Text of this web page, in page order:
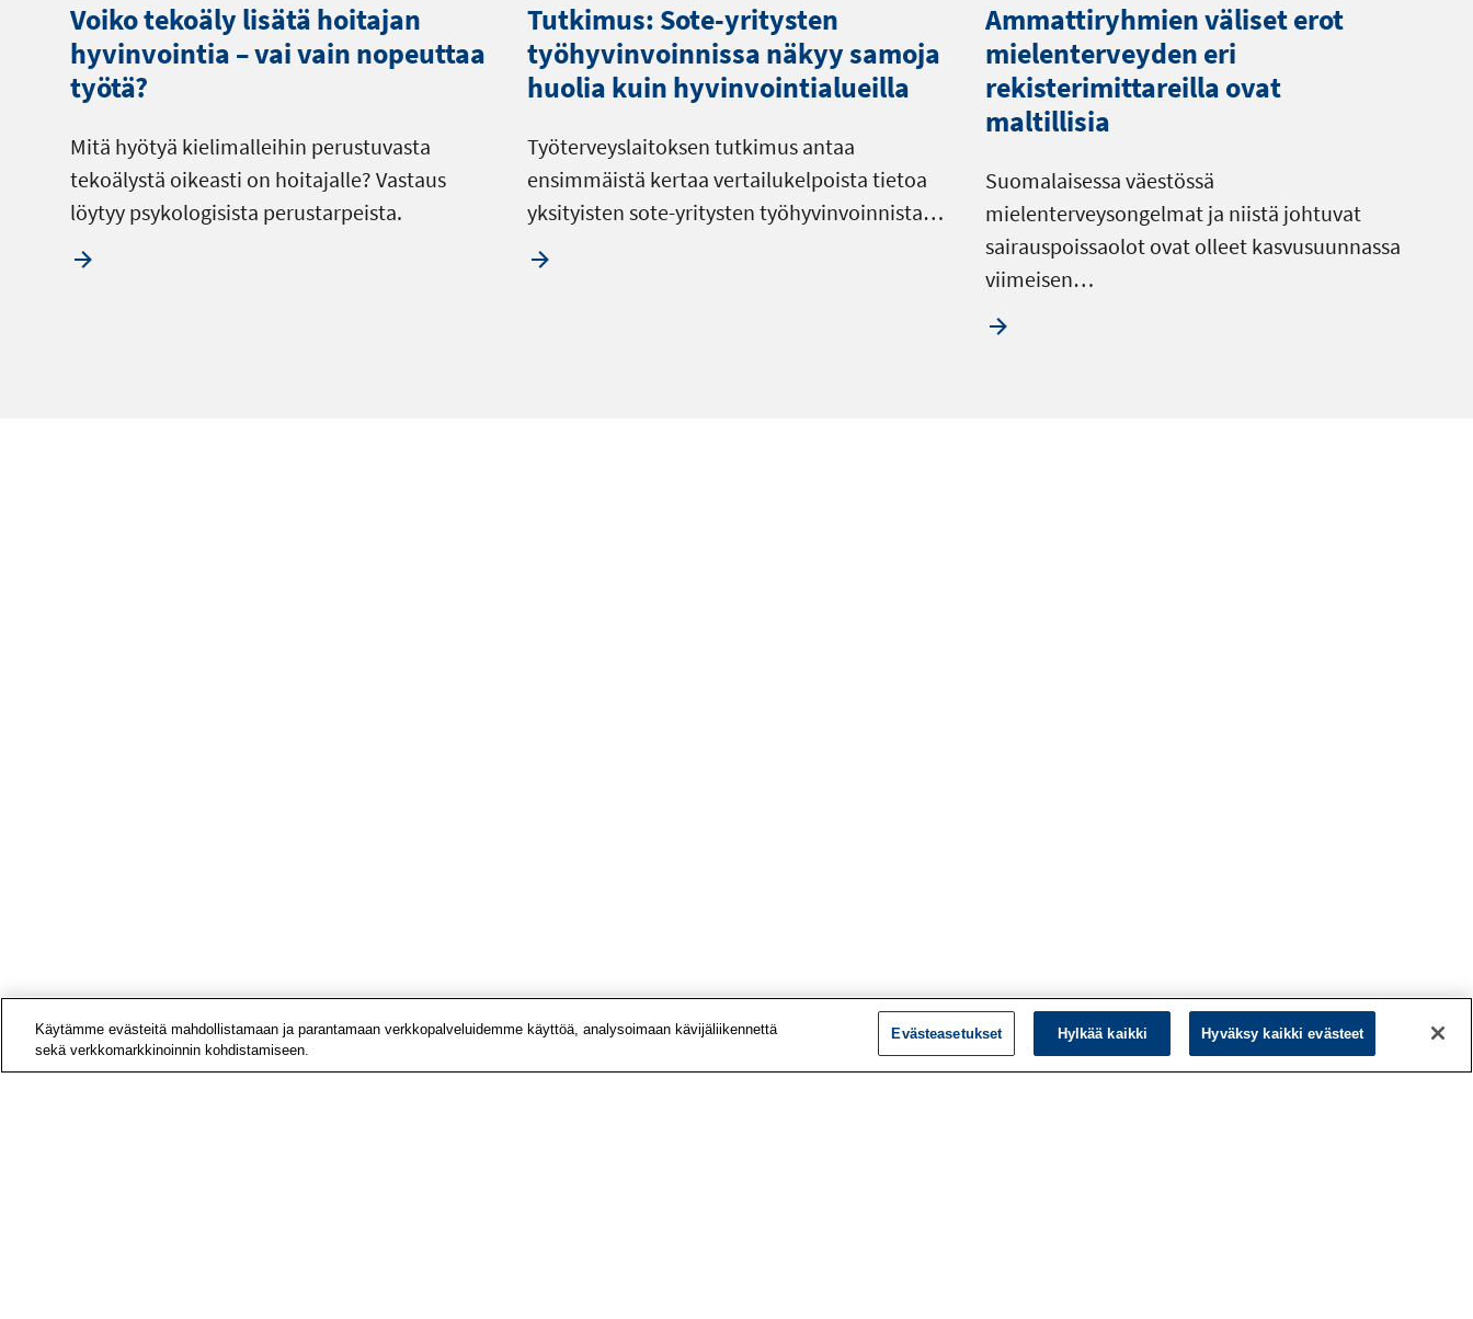
Voiko tekoäly lisätä hoitajan
hyvinvointia – vai vain nopeuttaa
työtä?
Mitä hyötyä kielimalleihin perustuvasta
tekoälystä oikeasti on hoitajalle? Vastaus
löytyy psykologisista perustarpeista.
Tutkimus: Sote-yritysten
työhyvinvoinnissa näkyy samoja
huolia kuin hyvinvointialueilla
Työterveyslaitoksen tutkimus antaa
ensimmäistä kertaa vertailukelpoista tietoa
yksityisten sote-yritysten työhyvinvoinnista…
Ammattiryhmien väliset erot
mielenterveyden eri
rekisterimittareilla ovat
maltillisia
Suomalaisessa väestössä
mielenterveysongelmat ja niistä johtuvat
sairauspoissaolot ovat olleet kasvusuunnassa
viimeisen…
Käytämme evästeitä mahdollistamaan ja parantamaan verkkopalveluidemme käyttöä, analysoimaan kävijäliikennettä
sekä verkkomarkkinoinnin kohdistamiseen.
Evästeasetukset Hylkää kaikki Hyväksy kaikki evästeet